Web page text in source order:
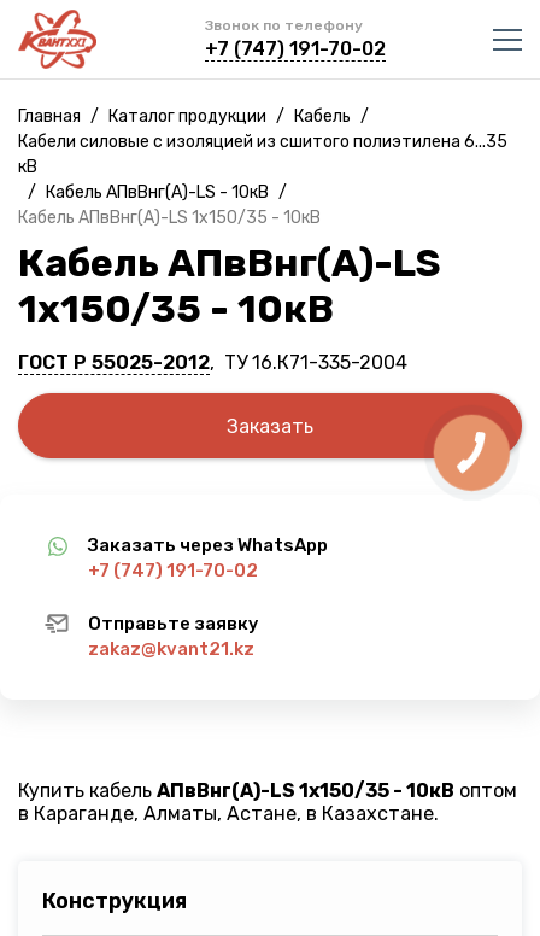
Звонок по телефону
+7 (747) 191-70-02
Главная / Каталог продукции / Кабель /
Кабели силовые с изоляцией из сшитого полиэтилена 6...35
кВ
/
Кабель АПвВнг(A)-LS - 10кВ /
Кабель АПвВнг(A)-LS 1х150/35 - 10кВ
Кабель АПвВнг(A)-LS
1х150/35 - 10кВ
ГОСТ Р 55025-2012, ТУ 16.К71-335-2004
Заказать
Заказать через WhatsApp
+7 (747) 191-70-02
Отправьте заявку
zakaz@kvant21.kz
Купить кабель АПвВнг(A)-LS 1х150/35 - 10кВ оптом
в Караганде, Алматы, Астане, в Казахстане.
Конструкция